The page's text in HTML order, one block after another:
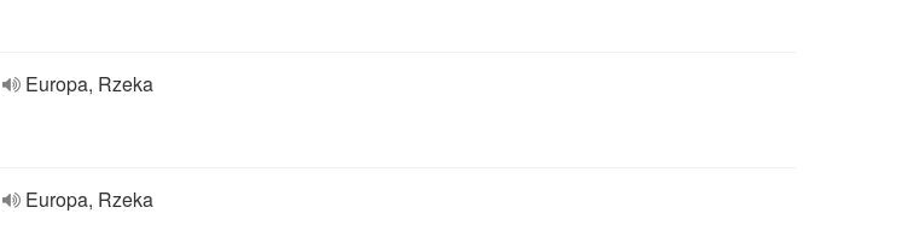
Europa, Rzeka
Europa, Rzeka